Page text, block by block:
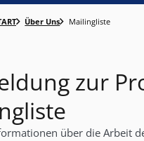
Über Uns Mailingliste
zur
über die Arbeit